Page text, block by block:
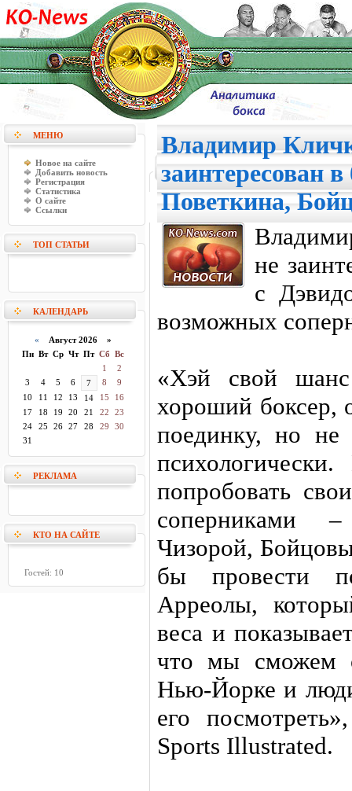
МЕНЮ
Новое на сайте
Добавить новость
Регистрация
Статистика
О сайте
Ссылки
ТОП СТАТЬИ
КАЛЕНДАРЬ
« Август 2026 »
Пн Вт Ср Чт Пт Сб Вс
1
2
3
4 5 6 7 8
9
10
11 12 13 14 15
16
17
18 19 20 21 22
23
24
25 26 27 28 29
30
31
РЕКЛАМА
КТО НА САЙТЕ
Гостей: 10
Владимир
заинтересован
Поветкина,
не
с
возможных
«Хэй свой
хороший боксер,
поединку, но не
попробовать
соперниками
Чизорой,
бы провести
Арреолы,
веса и
что мы сможем
Нью-Йорке и
его
Sports Illustrated.